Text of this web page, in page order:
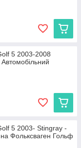
5 2003-2008
5 2003- Stingray -
Фольксваген Гольф